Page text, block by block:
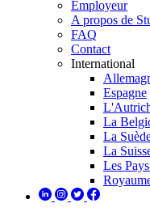
Employeur
A propos de
FAQ
Contact
International
Espagne
La
La
La
Les